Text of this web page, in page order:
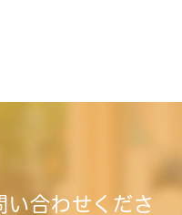
い合わせくださ